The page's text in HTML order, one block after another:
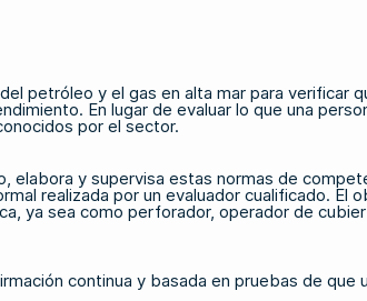
petróleo y el gas en alta mar para verificar
En lugar de evaluar lo que una
por el sector.
y supervisa estas normas de
realizada por un evaluador cualificado. El
ya sea como perforador, operador de
continua y basada en pruebas de